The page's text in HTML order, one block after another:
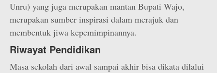
Unru) yang juga merupakan mantan Bupati Wajo,
merupakan sumber inspirasi dalam merajuk dan
membentuk jiwa kepemimpinannya.
Riwayat Pendidikan
Masa sekolah dari awal sampai akhir bisa dikata dilalui